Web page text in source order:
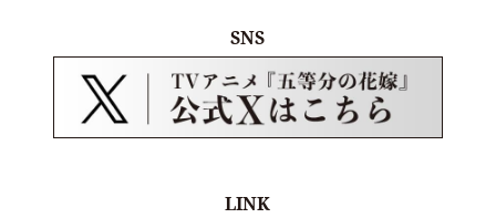
SNS
LINK